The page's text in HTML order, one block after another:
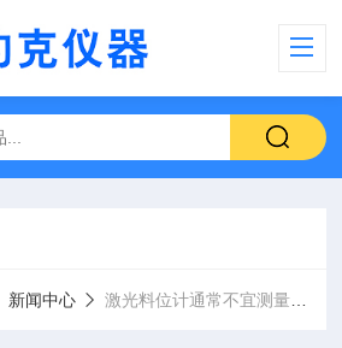
新闻中心 激光料位计通常不宜测量黏性大的料位